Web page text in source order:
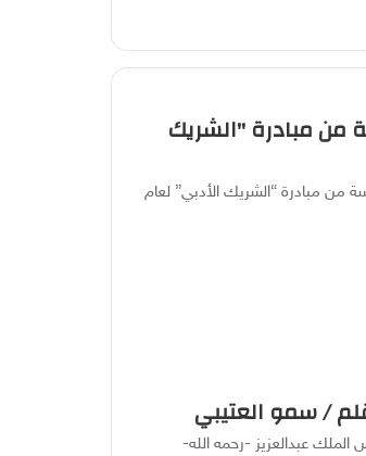
من مبادرة "الشريك
من مبادرة “الشريك الأدبي” لعام
/ سمو العتيبي
عبدالعزيز -رحمه الله-